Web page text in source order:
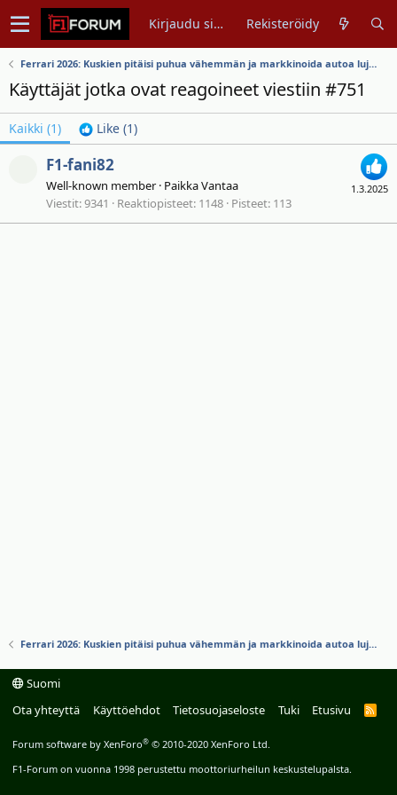
Kirjaudu sisään Rekisteröidy
Ferrari 2026: Kuskien pitäisi puhua vähemmän ja markkinoida autoa lujempaa
Käyttäjät jotka ovat reagoineet viestiin #751
Kaikki (1) Like (1)
1.3.2025
F1-fani82
Well-known member · PaikkaVantaa
Viestit 9341 Reaktiopisteet 1148 Pisteet 113
Ferrari 2026: Kuskien pitäisi puhua vähemmän ja markkinoida autoa lujempaa
Suomi
Ota yhteyttä
Käyttöehdot Tietosuojaseloste Tuki Etusivu
R
Forum software by XenForo® © 2010-2020 XenForo Ltd.
F1-Forum on vuonna 1998 perustettu moottoriurheilun keskustelupalsta.